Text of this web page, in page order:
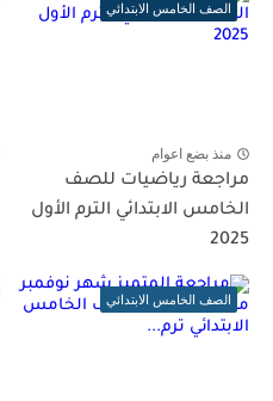
الصف الخامس الابتدائي
منذ بضع اعوام
مراجعة رياضيات للصف
الخامس الابتدائي الترم الأول
2025
الصف الخامس الابتدائي